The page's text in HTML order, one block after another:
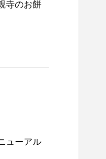
寺のお餅
ューアル
お餅つき大会を開催しました